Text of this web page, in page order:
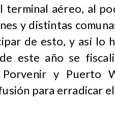
terminal aéreo, al
y distintas
de esto, y así lo
este año se
y Puerto
para erradicar